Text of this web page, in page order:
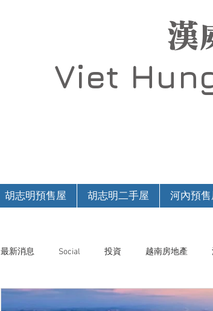
漢
Viet
胡志明預售屋 胡志明二手屋 河內預售
最新消息 Social 投資 越南房地產